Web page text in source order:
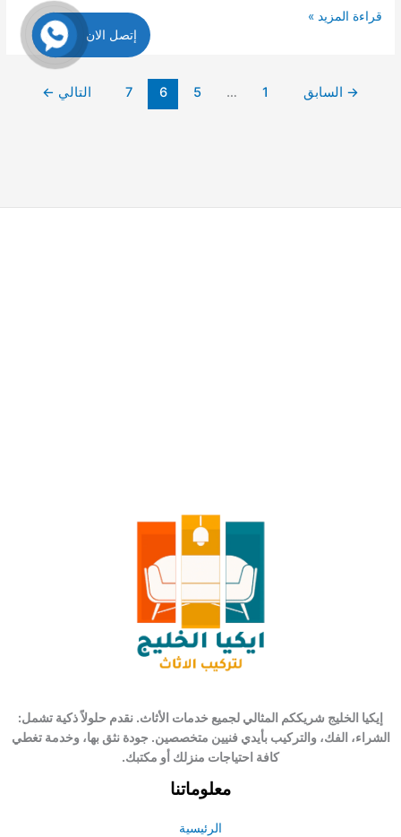
تركيب
قراءة المزيد »
→ السابق 1
…
5
6
7 التالي ←
إيكيا الخليج شريككم المثالي لجميع خدمات الأثاث. نقدم حلولاً ذكية تشمل:
الشراء، الفك، والتركيب بأيدي فنيين متخصصين. جودة نثق بها، وخدمة تغطي
كافة احتياجات منزلك أو مكتبك.
معلوماتنا
الرئيسية
إتصل الان